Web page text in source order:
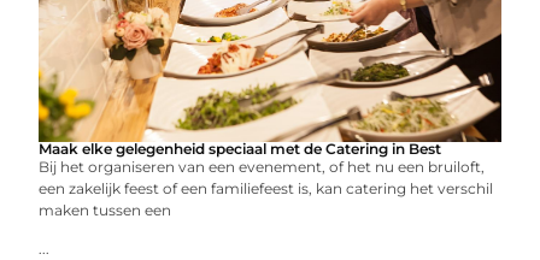
Maak elke gelegenheid speciaal met de Catering in Best
Bij het organiseren van een evenement, of het nu een bruiloft,
een zakelijk feest of een familiefeest is, kan catering het verschil
maken tussen een
...